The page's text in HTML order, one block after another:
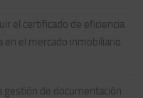
el certificado de eficiencia
en el mercado inmobiliario
gestión de documentación